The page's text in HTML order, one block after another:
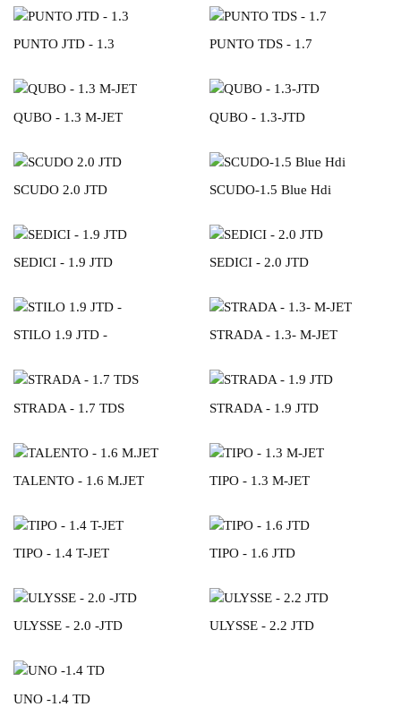
PUNTO JTD - 1.3 PUNTO TDS - 1.7
QUBO - 1.3 M-JET QUBO - 1.3-JTD
SCUDO 2.0 JTD SCUDO-1.5 Blue Hdi
SEDICI - 1.9 JTD SEDICI - 2.0 JTD
STILO 1.9 JTD - STRADA - 1.3- M-JET
STRADA - 1.7 TDS STRADA - 1.9 JTD
TALENTO - 1.6 M.JET TIPO - 1.3 M-JET
TIPO - 1.4 T-JET TIPO - 1.6 JTD
ULYSSE - 2.0 -JTD ULYSSE - 2.2 JTD
UNO -1.4 TD